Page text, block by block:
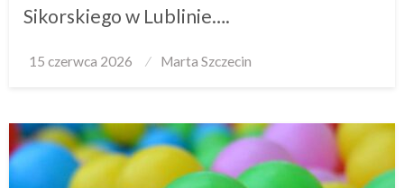
Sikorskiego w Lublinie….
Posted
15 czerwca 2026 Marta Szczecin